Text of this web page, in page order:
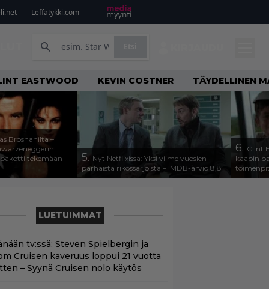
Leffatykki.com
EASTWOOD KEVIN COSTNER TÄYDELLINEN
Brosnanilta –
tekemään
5. Nyt Netflixissä: Yksi viime vuosien
parhaista rikossarjoista – IMDB-arvio 8,8
6. Clint
kaapin
LUETUIMMAT
tv:ssä: Steven Spielbergin ja
Cruisen kaveruus loppui 21 vuotta
– Syynä Cruisen nolo käytös